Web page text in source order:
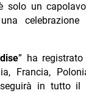
solo un
una
” ha
Francia,
in tutto il